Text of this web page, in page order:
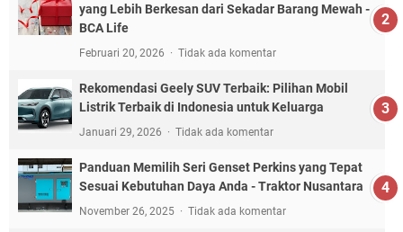
yang Lebih Berkesan dari Sekadar Barang Mewah -
BCA Life
Februari 20, 2026 Tidak ada komentar
Rekomendasi Geely SUV Terbaik: Pilihan Mobil
Listrik Terbaik di Indonesia untuk Keluarga
Januari 29, 2026 Tidak ada komentar
Panduan Memilih Seri Genset Perkins yang Tepat
Sesuai Kebutuhan Daya Anda - Traktor Nusantara
November 26, 2025 Tidak ada komentar